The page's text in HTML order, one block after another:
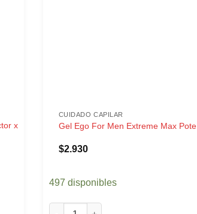
x
x 12 Sobres cantidad
CUIDADO CAPILAR
Gel Ego For Men Extreme Max
$2.930
497 disponibles
Gel Ego For Men Extreme Max Pote